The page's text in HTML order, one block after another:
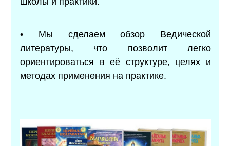
• Мы сделаем обзор Ведической
литературы, что позволит легко
ориентироваться в её структуре, целях и
методах применения на практике.